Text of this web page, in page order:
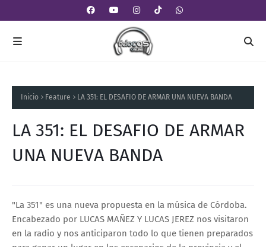
Inicio Feature LA 351: EL DESAFIO DE ARMAR UNA NUEVA BANDA
LA 351: EL DESAFIO DE ARMAR
UNA NUEVA BANDA
"La 351" es una nueva propuesta en la música de Córdoba.
Encabezado por LUCAS MAÑEZ Y LUCAS JEREZ nos visitaron
en la radio y nos anticiparon todo lo que tienen preparados